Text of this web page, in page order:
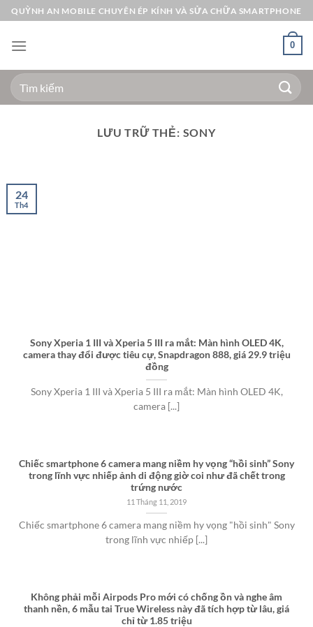
Bỏ
qua
nội
QUỲNH AN MOBILE CHUYÊN ÉP KÍNH VÀ SỬA CHỮA SMARTPHONE
0
Tìm
kiếm:
LƯU TRỮ THẺ: SONY
Sony Xperia 1 III và Xperia 5 III ra mắt: Màn hình OLED 4K,
camera thay đổi được tiêu cự, Snapdragon 888, giá 29.9 triệu
đồng
Sony Xperia 1 III và Xperia 5 III ra mắt: Màn hình OLED 4K,
camera [...]
24
Th4
Chiếc smartphone 6 camera mang niềm hy vọng “hồi sinh” Sony
trong lĩnh vực nhiếp ảnh di động giờ coi như đã chết trong
trứng nước
11 Tháng 11, 2019
Chiếc smartphone 6 camera mang niềm hy vọng "hồi sinh" Sony
trong lĩnh vực nhiếp [...]
Không phải mỗi Airpods Pro mới có chống ồn và nghe âm
thanh nền, 6 mẫu tai True Wireless này đã tích hợp từ lâu, giá
chỉ từ 1.85 triệu